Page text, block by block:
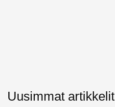
Uusimmat artikkelit